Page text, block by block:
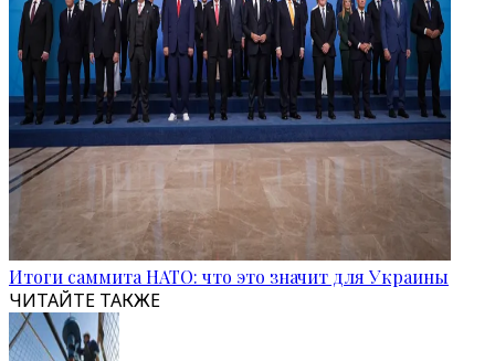
Итоги саммита НАТО: что это значит для Украины
ЧИТАЙТЕ ТАКЖЕ